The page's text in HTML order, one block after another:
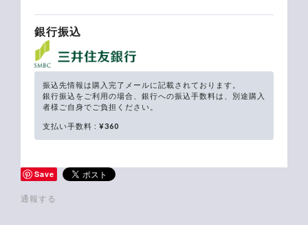
銀行振込
振込先情報は購入完了メールに記載されております。
銀行振込をご利用の場合、銀行への振込手数料は、別途購入
者様ご自身でご負担ください。
支払い手数料 : ¥360
Save
通報する